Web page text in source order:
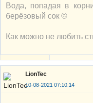
Вода, попадая в
берёзовый сок ©
Как можно не любить
LionTec
10-08-2021 07:10:14